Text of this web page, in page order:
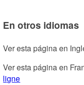
En otros idiomas
Ver esta página en
Ver esta página en
ligne